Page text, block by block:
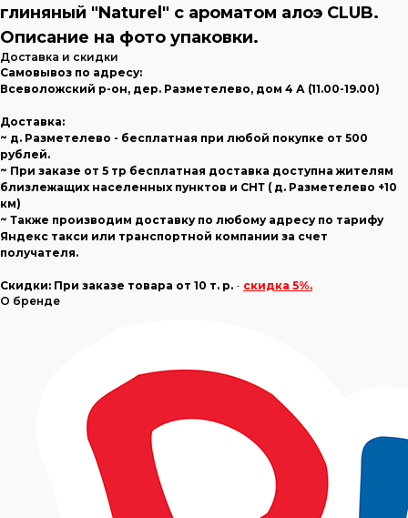
глиняный "Naturel" с ароматом алоэ CLUB.
Описание на фото упаковки.
Доставка и скидки
Самовывоз по адресу:
Всеволожский р-он, дер. Разметелево, дом 4 А (11.00-19.00)
Доставка:
~ д. Разметелево - бесплатная при любой покупке от 500
рублей.
~ При заказе от 5 тр бесплатная доставка доступна жителям
близлежащих населенных пунктов и СНТ ( д. Разметелево +10
км)
~ Также производим доставку по любому адресу по тарифу
Яндекс такси или транспортной компании за счет
получателя.
Скидки: При заказе товара от 10 т. р. - скидка 5%.
О бренде